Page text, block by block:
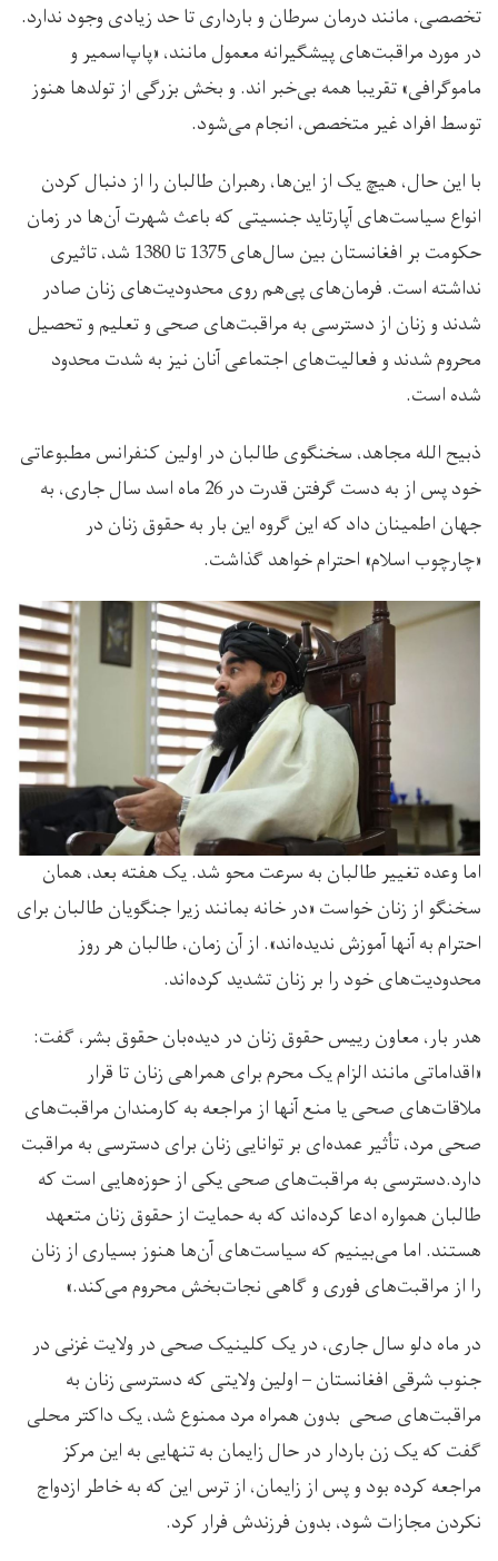
تخصصی، مانند درمان سرطان و بارداری تا حد زیادی وجود ندارد.
در مورد مراقبت‌های پیشگیرانه معمول مانند، «پاپ‌اسمیر و
ماموگرافی» تقریبا همه بی‌خبر اند. و بخش بزرگی از تولدها هنوز
توسط افراد غیر متخصص، انجام می‌شود.
با این حال، هیچ یک از این‌ها، رهبران طالبان را از دنبال کردن
انواع سیاست‌های آپارتاید جنسیتی که باعث شهرت آن‌ها در زمان
حکومت بر افغانستان بین سال‌های 1375 تا 1380 شد، تاثیری
نداشته است. فرمان‌های پی‌هم روی محدودیت‌های زنان صادر
شدند و زنان از دسترسی به مراقبت‌های صحی و تعلیم و تحصیل
محروم شدند و فعالیت‌های اجتماعی آنان نیز به شدت محدود
شده است.
ذبیح الله مجاهد، سخنگوی طالبان در اولین کنفرانس مطبوعاتی
خود پس از به دست گرفتن قدرت در 26 ماه اسد سال جاری، به
جهان اطمینان داد که این گروه این بار به حقوق زنان در
«چارچوب اسلام»‌ احترام خواهد گذاشت.
اما وعده تغییر طالبان به سرعت محو شد. یک هفته بعد، همان
سخنگو از زنان خواست «در خانه بمانند زیرا جنگویان طالبان برای
احترام به آنها آموزش ندیده‌اند». از آن زمان، طالبان هر روز
محدودیت‌های خود را بر زنان تشدید کرده‌اند.
هدر بار، معاون رییس حقوق زنان در دیده‌بان حقوق بشر، گفت:
«اقداماتی مانند الزام یک محرم برای همراهی زنان تا قرار
ملاقات‌های صحی یا منع آنها از مراجعه به کارمندان مراقبت‌های
صحی مرد، تأثیر عمده‌ای بر توانایی زنان برای دسترسی به مراقبت
دارد.دسترسی به مراقبت‌های صحی یکی از حوزه‌هایی است که
طالبان همواره ادعا کرده‌اند که به حمایت از حقوق زنان متعهد
هستند. اما می‌بینیم که سیاست‌های آن‌ها هنوز بسیاری از زنان
را از مراقبت‌های فوری و گاهی نجات‌بخش محروم می‌کند.»
در ماه دلو سال جاری، در یک کلینیک صحی در ولایت غزنی در
جنوب شرقی افغانستان – اولین ولایتی که دسترسی زنان به
مراقبت‌های صحی بدون همراه مرد ممنوع شد، یک داکتر محلی
گفت که یک زن باردار در حال زایمان به تنهایی به این مرکز
مراجعه کرده بود و پس از زایمان، از ترس این که به خاطر ازدواج
نکردن مجازات شود، بدون فرزندش فرار کرد.